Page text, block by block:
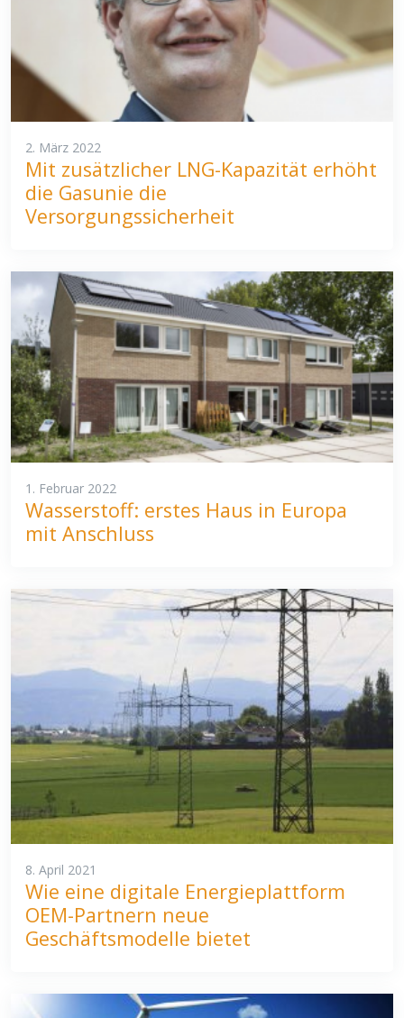
2. März 2022
Mit zusätzlicher LNG-Kapazität erhöht
die Gasunie die
Versorgungssicherheit
1. Februar 2022
Wasserstoff: erstes Haus in Europa
mit Anschluss
8. April 2021
Wie eine digitale Energieplattform
OEM-Partnern neue
Geschäftsmodelle bietet